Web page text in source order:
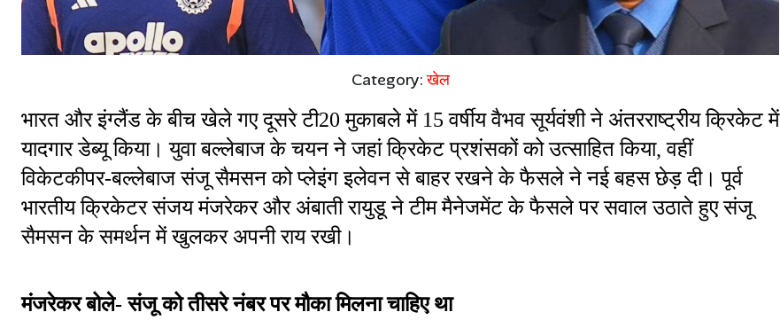
Category:खेल
भारत और इंग्लैंड के बीच खेले गए दूसरे टी20 मुकाबले में 15 वर्षीय वैभव सूर्यवंशी ने अंतरराष्ट्रीय क्रिकेट में
यादगार डेब्यू किया। युवा बल्लेबाज के चयन ने जहां क्रिकेट प्रशंसकों को उत्साहित किया, वहीं
विकेटकीपर-बल्लेबाज संजू सैमसन को प्लेइंग इलेवन से बाहर रखने के फैसले ने नई बहस छेड़ दी। पूर्व
भारतीय क्रिकेटर संजय मंजरेकर और अंबाती रायुडू ने टीम मैनेजमेंट के फैसले पर सवाल उठाते हुए संजू
सैमसन के समर्थन में खुलकर अपनी राय रखी।
मंजरेकर बोले- संजू को तीसरे नंबर पर मौका मिलना चाहिए था